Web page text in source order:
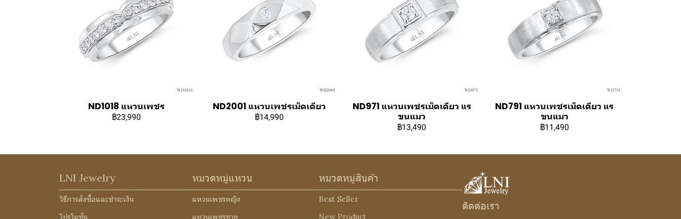
ND1018 แหวนเพชร
฿23,990
ND2001 แหวนเพชรเม็ดเดียว
฿14,990
ND971 แหวนเพชรเม็ดเดียว แร
ขนแมว
฿13,490
ND791 แหวนเพชรเม็ดเดียว แร
ขนแมว
฿11,490
LNI Jewelry
วิธีการสั่งซื้อและชำระเงิน
โปรโมชั่น
หมวดหมู่แหวน
แหวนเพชรหญิง
แหวนเพชรชาย
หมวดหมู่สินค้า
Best Seller
New Product
ติดต่อเรา